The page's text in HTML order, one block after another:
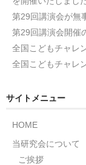
第29回講演会が無
第29回講演会開催
全国こどもチャレ
全国こどもチャレ
サイトメニュー
HOME
当研究会について
ご挨拶